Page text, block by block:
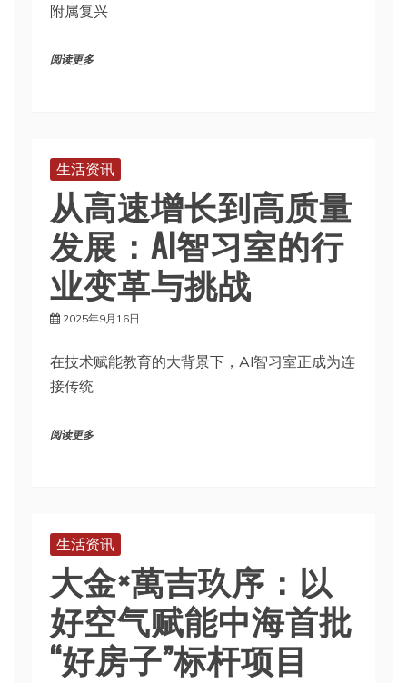
附属复兴
阅读更多
生活资讯
从高速增长到高质量
发展：AI智习室的行
业变革与挑战
2025年9月16日
在技术赋能教育的大背景下，AI智习室正成为连
接传统
阅读更多
生活资讯
大金×萬吉玖序：以
好空气赋能中海首批
“好房子”标杆项目